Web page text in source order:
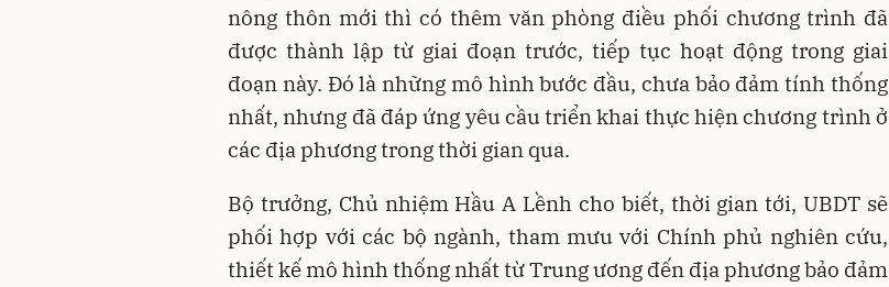
nông thôn mới thì có thêm văn phòng điều phối chương trình đã
được thành lập từ giai đoạn trước, tiếp tục hoạt động trong giai
đoạn này. Đó là những mô hình bước đầu, chưa bảo đảm tính thống
nhất, nhưng đã đáp ứng yêu cầu triển khai thực hiện chương trình ở
các địa phương trong thời gian qua.
Bộ trưởng, Chủ nhiệm Hầu A Lềnh cho biết, thời gian tới, UBDT sẽ
phối hợp với các bộ ngành, tham mưu với Chính phủ nghiên cứu,
thiết kế mô hình thống nhất từ Trung ương đến địa phương bảo đảm